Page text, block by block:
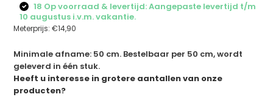
18 Op voorraad & levertijd: Aangepaste levertijd t/m
10 augustus i.v.m. vakantie.
Meterprijs:€14,90
Minimale afname: 50 cm. Bestelbaar per 50 cm, wordt
geleverd in één stuk.
Heeft u interesse in grotere aantallen van onze
producten?